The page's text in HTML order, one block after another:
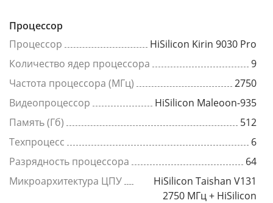
Процессор
Процессор
HiSilicon Kirin 9030 Pro
Количество ядер процессора
9
Частота процессора (МГц)
2750
Видеопроцессор
HiSilicon Maleoon-935
Память (Гб)
512
Техпроцесс
6
Разрядность процессора
64
Микроархитектура ЦПУ
HiSilicon Taishan V131
2750 МГц + HiSilicon